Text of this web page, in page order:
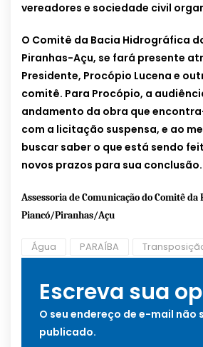
vereadores e sociedade civil
O Comitê da Bacia Hidrográfica
Piranhas-Açu, se fará presente
Presidente, Procópio Lucena e
comitê. Para Procópio, a
andamento da obra que
com a licitação suspensa, e ao
buscar saber o que está sendo
novos prazos para sua conclusão.
Assessoria de Comunicação do Comitê
Piancó/Piranhas/Açu
Água PARAÍBA
Escreva sua
O seu endereço de e-mail não
publicado.